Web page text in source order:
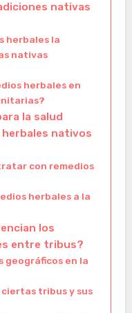
nativas
herbales la
nativas
herbales en
la salud
nativos
con remedios
herbales a la
los
entre tribus?
geográficos en la
ciertas tribus y sus